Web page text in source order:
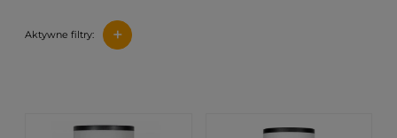
Aktywne filtry: +